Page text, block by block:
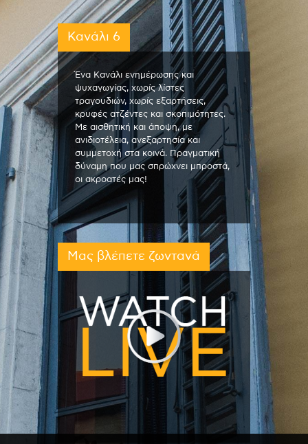
Κανάλι 6
Ένα Κανάλι ενημέρωσης και
ψυχαγωγίας, χωρίς λίστες
τραγουδιών, χωρίς εξαρτήσεις,
κρυφές ατζέντες και σκοπιμότητες.
Με αισθητική και άποψη, με
ανιδιοτέλεια, ανεξαρτησία και
συμμετοχή στα κοινά. Πραγματική
δύναμη που μας σπρώχνει μπροστά,
οι ακροατές μας!
Μας βλέπετε ζωντανά